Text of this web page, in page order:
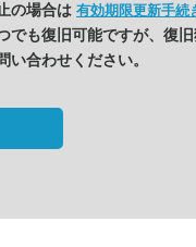
の場合は 有効期限更新手続
でも復旧可能ですが、復
い合わせください。